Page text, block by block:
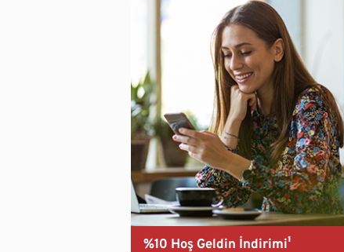
%10 Hoş Geldin İndirimi¹